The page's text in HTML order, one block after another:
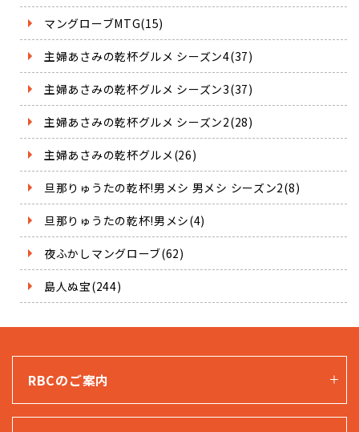
マングローブMTG(15)
主婦あさみの乾杯グルメ シーズン4(37)
主婦あさみの乾杯グルメ シーズン3(37)
主婦あさみの乾杯グルメ シーズン2(28)
主婦あさみの乾杯グルメ(26)
旦那りゅうたの乾杯!男メシ 男メシ シーズン2(8)
旦那りゅうたの乾杯!男メシ(4)
夜ふかしマングローブ(62)
島人ぬ宝(244)
RBCのご案内